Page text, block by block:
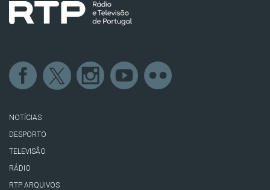
NOTÍCIAS
DESPORTO
TELEVISÃO
RÁDIO
RTP ARQUIVOS